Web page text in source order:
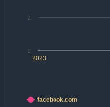
2023
1
2
facebook.com